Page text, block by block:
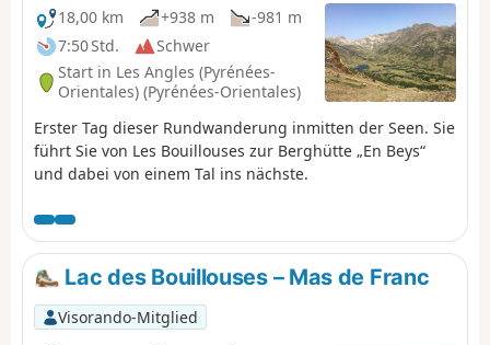
18,00 km
+938 m
-981 m
7:50 Std.
Schwer
Start in Les Angles (Pyrénées-
Orientales) (Pyrénées-Orientales)
Erster Tag dieser Rundwanderung inmitten der Seen. Sie
führt Sie von Les Bouillouses zur Berghütte „En Beys“
und dabei von einem Tal ins nächste.
Lac des Bouillouses – Mas de Franc
Visorando-Mitglied